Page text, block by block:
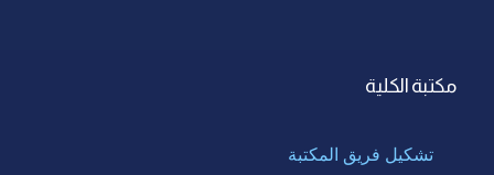
مكتبة الكلية
تشكيل فريق المكتبة